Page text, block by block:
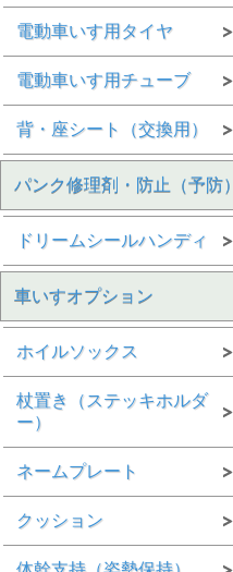
電動車いす用タイヤ
電動車いす用チューブ
背・座シート（交換用）
パンク修理剤・防止（予防）
ドリームシールハンディ
車いすオプション
ホイルソックス
杖置き（ステッキホルダ
ー）
ネームプレート
クッション